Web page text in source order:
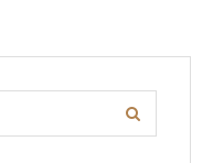
Search